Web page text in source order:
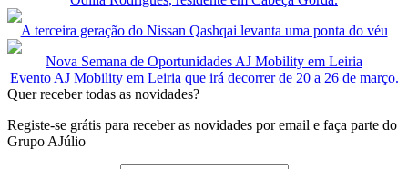
A terceira geração do Nissan Qashqai levanta uma ponta do véu
Nova Semana de Oportunidades AJ Mobility em Leiria
Evento AJ Mobility em Leiria que irá decorrer de 20 a 26 de março.
Quer receber todas as novidades?
Registe-se grátis para receber as novidades por email e faça parte do
Grupo AJúlio